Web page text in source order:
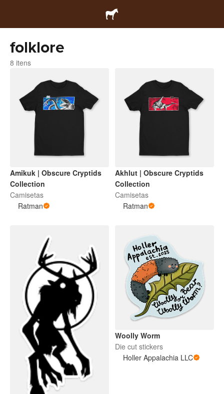
folklore
8 itens
Amikuk | Obscure Cryptids
Collection
Camisetas
Ratman
Akhlut | Obscure Cryptids
Collection
Camisetas
Ratman
Woolly Worm
Die cut stickers
Holler Appalachia LLC